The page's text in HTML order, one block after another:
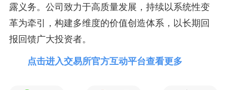
露义务。公司致力于高质量发展，持续以系统性变
革为牵引，构建多维度的价值创造体系，以长期回
报回馈广大投资者。
点击进入交易所官方互动平台查看更多